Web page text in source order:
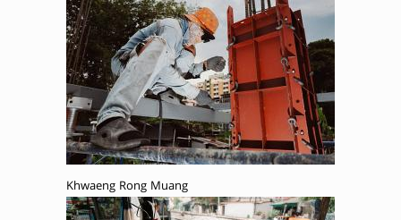
Khwaeng Rong Muang